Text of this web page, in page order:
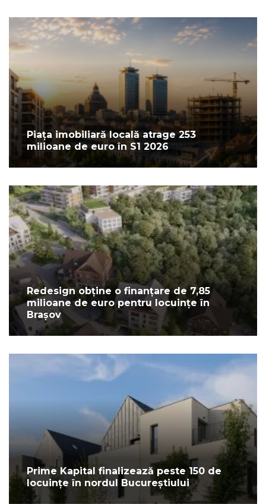
Piața imobiliară locală atrage 253
milioane de euro în S1 2026
Redesign obține o finanțare de 7,85
milioane de euro pentru locuințe în
Brașov
Prime Kapital finalizează peste 150 de
locuințe în nordul Bucureștiului